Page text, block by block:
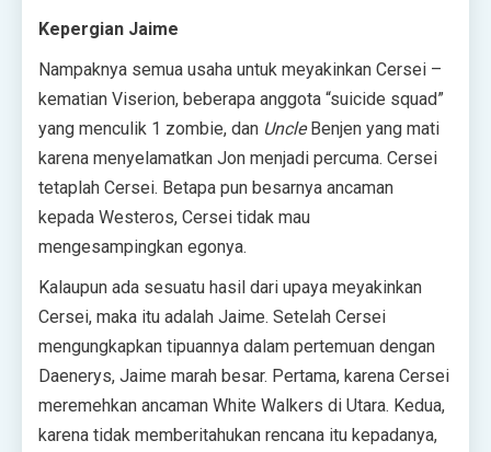
Kepergian Jaime
Nampaknya semua usaha untuk meyakinkan Cersei –
kematian Viserion, beberapa anggota “suicide squad”
yang menculik 1 zombie, dan UncleBenjen yang mati
karena menyelamatkan Jon menjadi percuma. Cersei
tetaplah Cersei. Betapa pun besarnya ancaman
kepada Westeros, Cersei tidak mau
mengesampingkan egonya.
Kalaupun ada sesuatu hasil dari upaya meyakinkan
Cersei, maka itu adalah Jaime. Setelah Cersei
mengungkapkan tipuannya dalam pertemuan dengan
Daenerys, Jaime marah besar. Pertama, karena Cersei
meremehkan ancaman White Walkers di Utara. Kedua,
karena tidak memberitahukan rencana itu kepadanya,